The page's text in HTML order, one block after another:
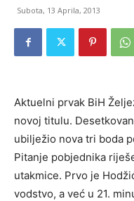
Subota, 13 Aprila, 2013
Aktuelni prvak BiH
novoj titulu.
ubilježio nova tri boda
Pitanje pobjednika
utakmice. Prvo je
vodstvo, a već u 21.